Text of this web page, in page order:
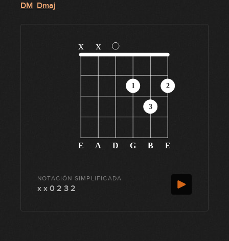
DM Dmaj
E A D G B E
x x
1
3
2
NOTACIÓN SIMPLIFICADA
x x 0 2 3 2